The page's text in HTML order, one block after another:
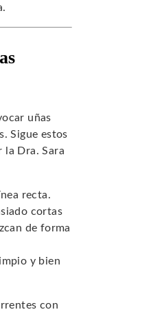
uñas
Sigue estos
la Dra. Sara
recta.
cortas
de forma
y bien
con